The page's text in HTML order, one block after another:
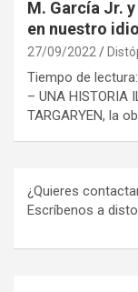
M. García Jr.
en nuestro
27/09/2022
Tiempo de
– UNA HISTORIA
TARGARYEN, la
¿Quieres
Escríbenos a